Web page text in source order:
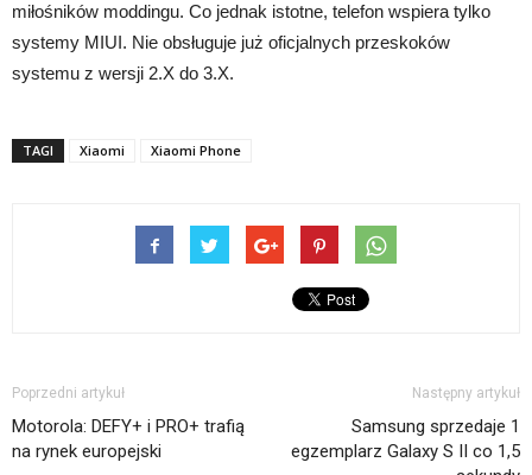
miłośników moddingu. Co jednak istotne, telefon wspiera tylko
systemy MIUI. Nie obsługuje już oficjalnych przeskoków
systemu z wersji 2.X do 3.X.
TAGI Xiaomi Xiaomi Phone
Poprzedni artykuł
Motorola: DEFY+ i PRO+ trafią
na rynek europejski
Następny artykuł
Samsung sprzedaje 1
egzemplarz Galaxy S II co 1,5